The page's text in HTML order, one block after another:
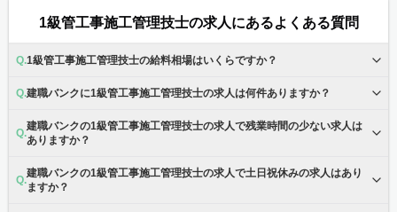
1級管工事施工管理技士の求人にあるよくある質問
1級管工事施工管理技士の給料相場はいくらですか？
建職バンクに1級管工事施工管理技士の求人は何件ありますか？
建職バンクの1級管工事施工管理技士の求人で残業時間の少ない求人は
ありますか？
建職バンクの1級管工事施工管理技士の求人で土日祝休みの求人はあり
ますか？